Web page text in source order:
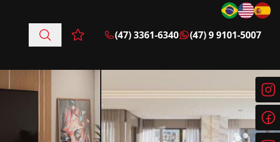
Favoritos (0 itens)
(47) 3361-6340 (47) 9 9101-5007